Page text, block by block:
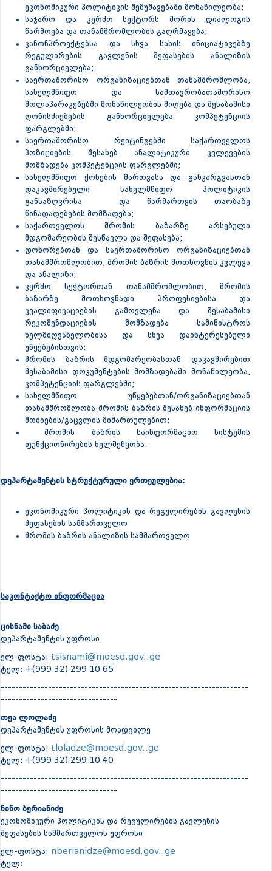
ეკონომიკური პოლიტიკის შემუშავებაში მონაწილეობა;
საჯარო და კერძო სექტორს შორის დიალოგის
წარმოება და თანამშრომლობის გაღრმავება;
კანონპროექტებსა და სხვა სახის ინიციატივებზე
რეგულირების გავლენის შეფასების ანალიზის
განხორციელება;
საერთაშორისო ორგანიზაციებთან თანამშრომლობა,
სახელმწიფო და სამთავრობათაშორისო
მოლაპარაკებებში მონაწილეობის მიღება და შესაბამისი
ღონისძიებების განხორციელება კომპეტენციის
ფარგლებში;
საერთაშორისო რეიტინგებში საქართველოს
პოზიციების შესახებ ანალიტიკური კვლევების
მომზადება კომპეტენციის ფარგლებში;
სახელმწიფო ქონების მართვასა და განკარგვასთან
დაკავშირებული სახელმწიფო პოლიტიკის
განსაზღვრისა და წარმართვის თაობაზე
წინადადებების მომზადება;
საქართველოს შრომის ბაზარზე არსებული
მდგომარეობის შესწავლა და შეფასება;
დონორებთან და საერთაშორისო ორგანიზაციებთან
თანამშრომლობით, შრომის ბაზრის მოთხოვნის კვლევა
და ანალიზი;
კერძო სექტორთან თანამშრომლობით, შრომის
ბაზარზე მოთხოვნადი პროფესიებისა და
კვალიფიკაციების გამოვლენა და შესაბამისი
რეკომენდაციების მომზადება სამინისტროს
ხელმძღვანელობისა და სხვა დაინტერესებული
უწყებებისთვის;
შრომის ბაზრის მდგომარეობასთან დაკავშირებით
შესაბამისი დოკუმენტების მომზადებაში მონაწილეობა,
კომპეტენციის ფარგლებში;
სახელმწიფო უწყებებთან/ორგანიზაციებთან
თანამშრომლობა შრომის ბაზრის შესახებ ინფორმაციის
მოძიების/გაცვლის მიმართულებით;
შრომის ბაზრის საინფორმაციო სისტემის
ფუნქციონირების ხელშეწყობა.
დეპარტამენტის სტრუქტურული ერთეულებია:
ეკონომიკური პოლიტიკის და რეგულირების გავლენის
შეფასების სამმართველო
შრომის ბაზრის ანალიზის სამმართველო
საკონტაქტო ინფორმაცია
ცისნამი საბაძე
დეპარტამენტის უფროსი
ელ-ფოსტა: tsisnami@moesd.gov..ge
ტელ: +(999 32) 299 10 65
--------------------------------------------------------------------
--------------------------------
თეა ლოლაძე
დეპარტამენტის უფროსის მოადგილე
ელ-ფოსტა: tloladze@moesd.gov..ge
ტელ: +(999 32) 299 10 40
--------------------------------------------------------------------
--------------------------------
ნინო ბერიანიძე
ეკონომიკური პოლიტიკის და რეგულირების გავლენის
შეფასების სამმართველოს უფროსი
ელ-ფოსტა: nberianidze@moesd.gov..ge
ტელ: